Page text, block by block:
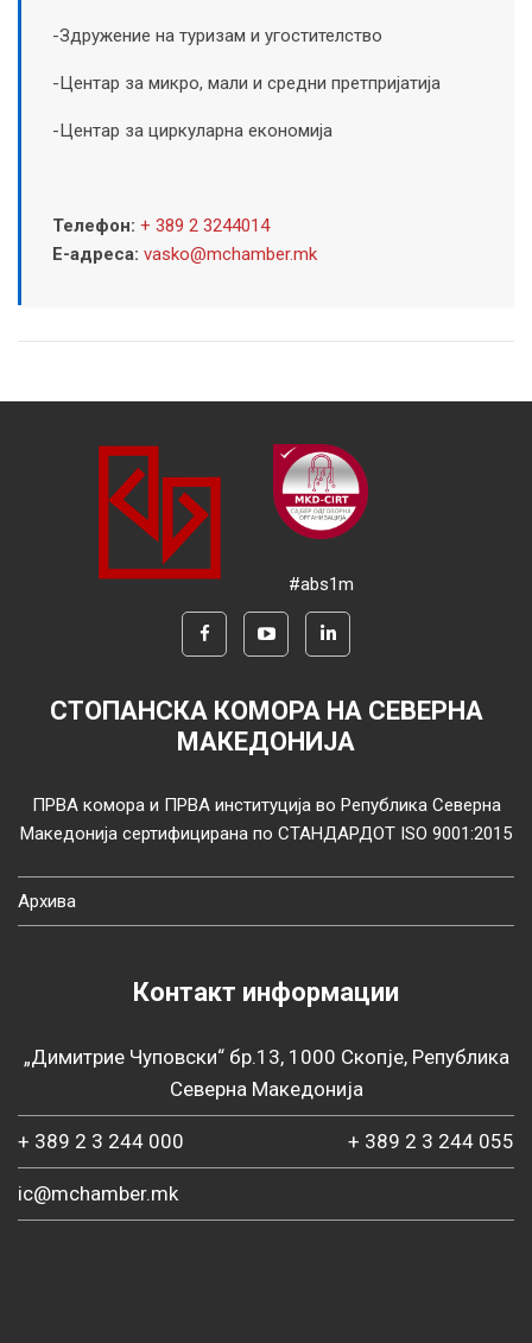
-Здружение на туризам и угостителство
-Центар за микро, мали и средни претпријатија
-Центар за циркуларна економија
Телефон: + 389 2 3244014
Е-адреса: vasko@mchamber.mk
#abs1m
СТОПАНСКА КОМОРА НА СЕВЕРНА
МАКЕДОНИЈА
ПРВА комора и ПРВА институција во Република Северна
Македонија сертифицирана по СТАНДАРДОТ ISO 9001:2015
Архива
Контакт информации
„Димитрие Чуповски“ бр.13, 1000 Скопје, Република
Северна Македонија
+ 389 2 3 244 000 + 389 2 3 244 055
ic@mchamber.mk